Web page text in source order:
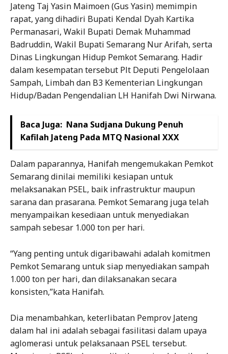
Jateng Taj Yasin Maimoen (Gus Yasin) memimpin
rapat, yang dihadiri Bupati Kendal Dyah Kartika
Permanasari, Wakil Bupati Demak Muhammad
Badruddin, Wakil Bupati Semarang Nur Arifah, serta
Dinas Lingkungan Hidup Pemkot Semarang. Hadir
dalam kesempatan tersebut Plt Deputi Pengelolaan
Sampah, Limbah dan B3 Kementerian Lingkungan
Hidup/Badan Pengendalian LH Hanifah Dwi Nirwana.
Baca Juga: Nana Sudjana Dukung Penuh
Kafilah Jateng Pada MTQ Nasional XXX
Dalam paparannya, Hanifah mengemukakan Pemkot
Semarang dinilai memiliki kesiapan untuk
melaksanakan PSEL, baik infrastruktur maupun
sarana dan prasarana. Pemkot Semarang juga telah
menyampaikan kesediaan untuk menyediakan
sampah sebesar 1.000 ton per hari.
“Yang penting untuk digaribawahi adalah komitmen
Pemkot Semarang untuk siap menyediakan sampah
1.000 ton per hari, dan dilaksanakan secara
konsisten,”kata Hanifah.
Dia menambahkan, keterlibatan Pemprov Jateng
dalam hal ini adalah sebagai fasilitasi dalam upaya
aglomerasi untuk pelaksanaan PSEL tersebut.